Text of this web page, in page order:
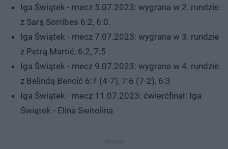
Iga Świątek - mecz 5.07.2023: wygrana w 2. rundzie
z Sarą Sorribes 6:2, 6:0.
Iga Świątek - mecz 7.07.2023: wygrana w 3. rundzie
z Petrą Martić, 6:2, 7:5
Iga Świątek - mecz 9.07.2023: wygrana w 4. rundzie
z Belindą Bencić 6:7 (4-7), 7:6 (7-2), 6:3
Iga Świątek - mecz 11.07.2023: ćwierćfinał: Iga
Świątek - Elina Switolina